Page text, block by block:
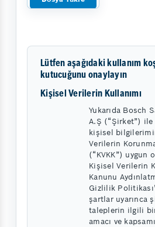
Lütfen aşağıdaki kullanım
kutucuğunu onaylayın
Kişisel Verilerin Kullanımı
Yukarıda Bosch
A.Ş (“Şirket”) ile
kişisel
Verilerin
(“KVKK”) uygun
Kişisel Verilerin
Kanunu
Gizlilik
şartlar uyarınca
taleplerin ilgili
amacı ve